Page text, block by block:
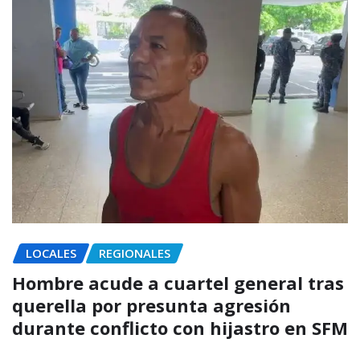
LOCALES REGIONALES
Hombre acude a cuartel general tras
querella por presunta agresión
durante conflicto con hijastro en SFM